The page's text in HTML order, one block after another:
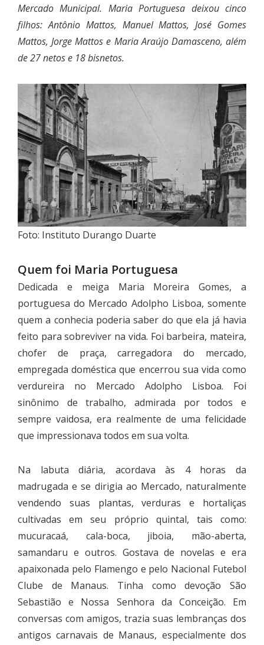
Mercado Municipal. Maria Portuguesa deixou cinco
filhos: Antônio Mattos, Manuel Mattos, José Gomes
Mattos, Jorge Mattos e Maria Araújo Damasceno, além
de 27 netos e 18 bisnetos.
Foto: Instituto Durango Duarte
Quem foi Maria Portuguesa
Dedicada e meiga Maria Moreira Gomes, a
portuguesa do Mercado Adolpho Lisboa, somente
quem a conhecia poderia saber do que ela já havia
feito para sobreviver na vida. Foi barbeira, mateira,
chofer de praça, carregadora do mercado,
empregada doméstica que encerrou sua vida como
verdureira no Mercado Adolpho Lisboa. Foi
sinônimo de trabalho, admirada por todos e
sempre vaidosa, era realmente de uma felicidade
que impressionava todos em sua volta.
Na labuta diária, acordava às 4 horas da
madrugada e se dirigia ao Mercado, naturalmente
vendendo suas plantas, verduras e hortaliças
cultivadas em seu próprio quintal, tais como:
mucuracaá, cala-boca, jiboia, mão-aberta,
samandaru e outros. Gostava de novelas e era
apaixonada pelo Flamengo e pelo Nacional Futebol
Clube de Manaus. Tinha como devoção São
Sebastião e Nossa Senhora da Conceição. Em
conversas com amigos, trazia suas lembranças dos
antigos carnavais de Manaus, especialmente dos